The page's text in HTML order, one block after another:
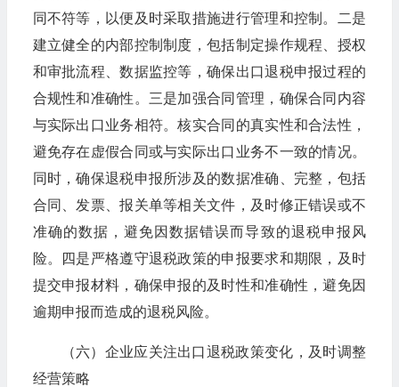
同不符等，以便及时采取措施进行管理和控制。二是
建立健全的内部控制制度，包括制定操作规程、授权
和审批流程、数据监控等，确保出口退税申报过程的
合规性和准确性。三是加强合同管理，确保合同内容
与实际出口业务相符。核实合同的真实性和合法性，
避免存在虚假合同或与实际出口业务不一致的情况。
同时，确保退税申报所涉及的数据准确、完整，包括
合同、发票、报关单等相关文件，及时修正错误或不
准确的数据，避免因数据错误而导致的退税申报风
险。四是严格遵守退税政策的申报要求和期限，及时
提交申报材料，确保申报的及时性和准确性，避免因
逾期申报而造成的退税风险。
（六）企业应关注出口退税政策变化，及时调整
经营策略